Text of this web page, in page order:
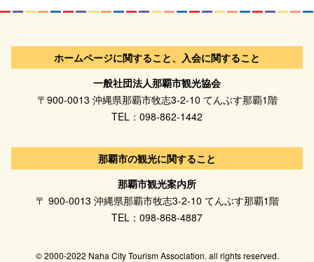
ホームページに関すること、入会に関すること
一般社団法人那覇市観光協会
〒900-0013 沖縄県那覇市牧志3-2-10 てんぶす那覇1階
TEL：098-862-1442
那覇市の観光に関すること
那覇市観光案内所
〒 900-0013 沖縄県那覇市牧志3-2-10 てんぶす那覇1階
TEL：098-868-4887
© 2000-2022 Naha City Tourism Association. all rights reserved.